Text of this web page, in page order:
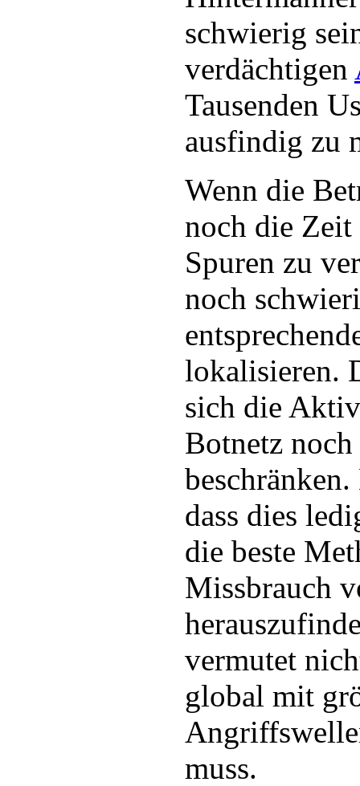
schwierig
verdächtigen
Tausenden
ausfindig zu
Wenn die
noch die Zeit
Spuren zu
noch
lokalisieren.
sich die
Botnetz
dass dies
die beste
Missbrauch
vermutet
global mit
muss.